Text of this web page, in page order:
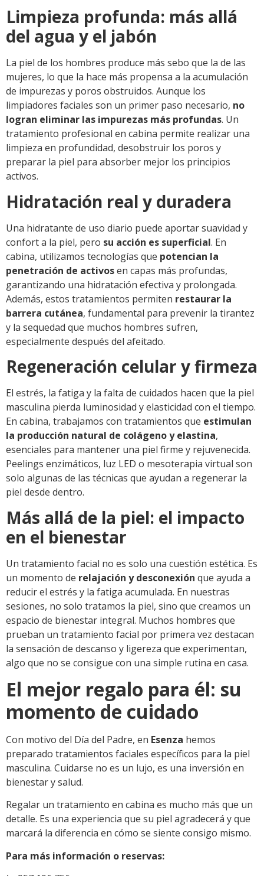
Limpieza profunda: más allá
del agua y el jabón
La piel de los hombres produce más sebo que la de las
mujeres, lo que la hace más propensa a la acumulación
de impurezas y poros obstruidos. Aunque los
limpiadores faciales son un primer paso necesario, no
logran eliminar las impurezas más profundas. Un
tratamiento profesional en cabina permite realizar una
limpieza en profundidad, desobstruir los poros y
preparar la piel para absorber mejor los principios
activos.
Hidratación real y duradera
Una hidratante de uso diario puede aportar suavidad y
confort a la piel, pero su acción es superficial. En
cabina, utilizamos tecnologías que potencian la
penetración de activosen capas más profundas,
garantizando una hidratación efectiva y prolongada.
Además, estos tratamientos permiten restaurar la
barrera cutánea, fundamental para prevenir la tirantez
y la sequedad que muchos hombres sufren,
especialmente después del afeitado.
Regeneración celular y firmeza
El estrés, la fatiga y la falta de cuidados hacen que la piel
masculina pierda luminosidad y elasticidad con el tiempo.
En cabina, trabajamos con tratamientos que estimulan
la producción natural de colágeno y elastina,
esenciales para mantener una piel firme y rejuvenecida.
Peelings enzimáticos, luz LED o mesoterapia virtual son
solo algunas de las técnicas que ayudan a regenerar la
piel desde dentro.
Más allá de la piel: el impacto
en el bienestar
Un tratamiento facial no es solo una cuestión estética. Es
un momento de relajación y desconexión que ayuda a
reducir el estrés y la fatiga acumulada. En nuestras
sesiones, no solo tratamos la piel, sino que creamos un
espacio de bienestar integral. Muchos hombres que
prueban un tratamiento facial por primera vez destacan
la sensación de descanso y ligereza que experimentan,
algo que no se consigue con una simple rutina en casa.
El mejor regalo para él: su
momento de cuidado
Con motivo del Día del Padre, en Esenza hemos
preparado tratamientos faciales específicos para la piel
masculina. Cuidarse no es un lujo, es una inversión en
bienestar y salud.
Regalar un tratamiento en cabina es mucho más que un
detalle. Es una experiencia que su piel agradecerá y que
marcará la diferencia en cómo se siente consigo mismo.
Para más información o reservas: